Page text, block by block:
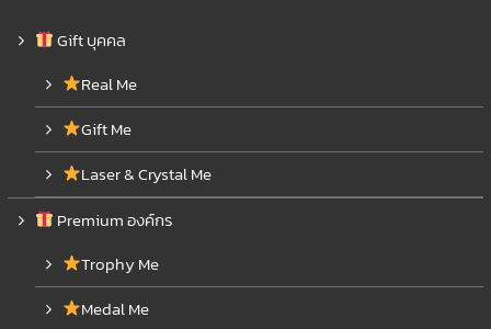
Gift บุคคล
Real Me
Gift Me
Laser & Crystal Me
Premium องค์กร
Trophy Me
Medal Me